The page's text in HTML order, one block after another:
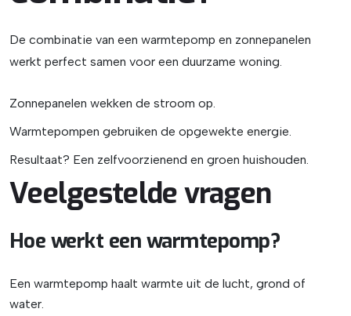
De combinatie van een warmtepomp en zonnepanelen
werkt perfect samen voor een duurzame woning.
Zonnepanelen wekken de stroom op.
Warmtepompen gebruiken de opgewekte energie.
Resultaat? Een zelfvoorzienend en groen huishouden.
Veelgestelde vragen
Hoe werkt een warmtepomp?
Een warmtepomp haalt warmte uit de lucht, grond of
water.